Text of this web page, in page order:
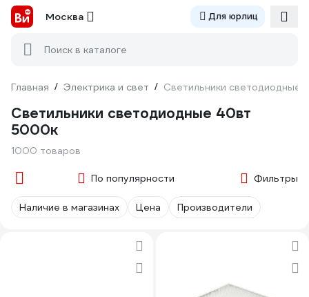
Москва Для юрлиц
Поиск в каталоге
Главная / Электрика и свет / Светильники светодиодные
Светильники светодиодные 40вт
5000к
1000 товаров
По популярности Фильтры
Наличие в магазинах Цена Производители